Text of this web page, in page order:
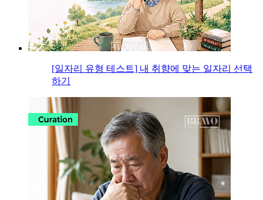
[일자리 유형 테스트] 내 취향에 맞는 일자리 선택
하기